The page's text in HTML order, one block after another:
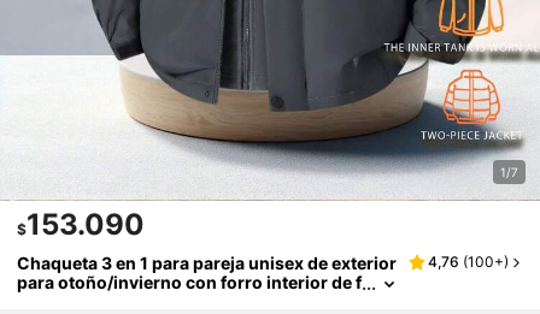
1/7
$153.090
Chaqueta 3 en 1 para pareja unisex de exterior
para otoño/invierno con forro interior de f
4,76 (100+)